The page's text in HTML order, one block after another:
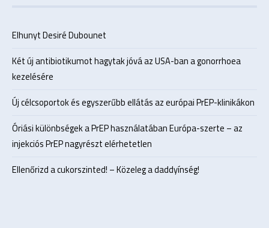
Elhunyt Desiré Dubounet
Két új antibiotikumot hagytak jóvá az USA-ban a gonorrhoea
kezelésére
Új célcsoportok és egyszerűbb ellátás az európai PrEP-klinikákon
Óriási különbségek a PrEP használatában Európa-szerte – az
injekciós PrEP nagyrészt elérhetetlen
Ellenőrizd a cukorszinted! – Közeleg a daddyínség!